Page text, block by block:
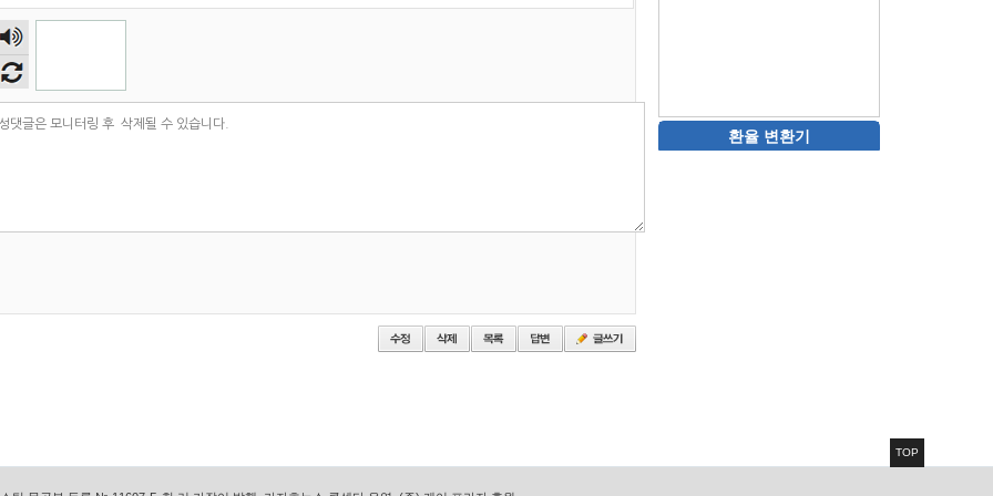
숫자
음성
듣기
환율 변환기
TOP